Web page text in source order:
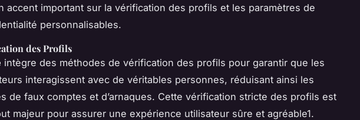
accent important sur la vérification des profils et les paramètres de
personnalisables.
des Profils
intègre des méthodes de vérification des profils pour garantir que les
interagissent avec de véritables personnes, réduisant ainsi les
de faux comptes et d’arnaques. Cette vérification stricte des profils est
majeur pour assurer une expérience utilisateur sûre et agréable1.